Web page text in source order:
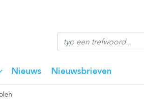
Nieuws Nieuwsbrieven